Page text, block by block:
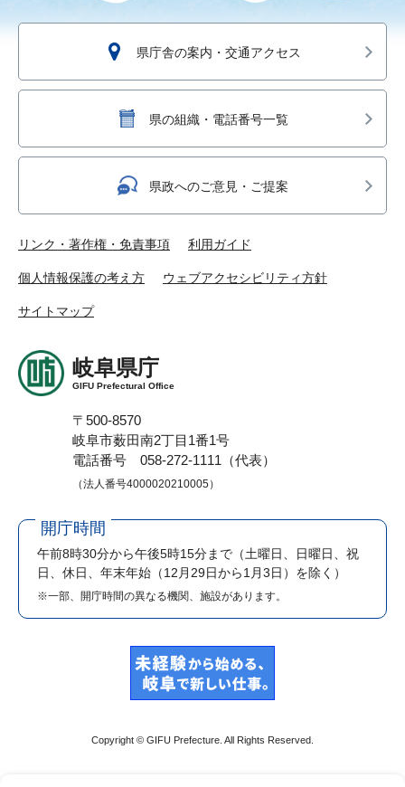
県庁舎の案内・交通アクセス
県の組織・電話番号一覧
県政へのご意見・ご提案
リンク・著作権・免責事項 利用ガイド
個人情報保護の考え方 ウェブアクセシビリティ方針
サイトマップ
岐阜県庁
GIFU Prefectural Office
〒500-8570
岐阜市薮田南2丁目1番1号
電話番号 058-272-1111（代表）
（法人番号4000020210005）
開庁時間
午前8時30分から午後5時15分まで （土曜日、日曜日、祝
日、休日、年末年始（12月29日から1月3日）を除く）
※一部、開庁時間の異なる機関、施設があります。
Copyright © GIFU Prefecture. All Rights Reserved.